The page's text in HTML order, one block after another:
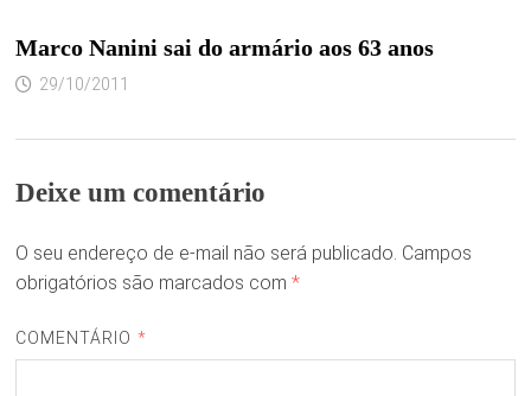
Marco Nanini sai do armário aos 63 anos
29/10/2011
Deixe um comentário
O seu endereço de e-mail não será publicado. Campos
obrigatórios são marcados com *
COMENTÁRIO *